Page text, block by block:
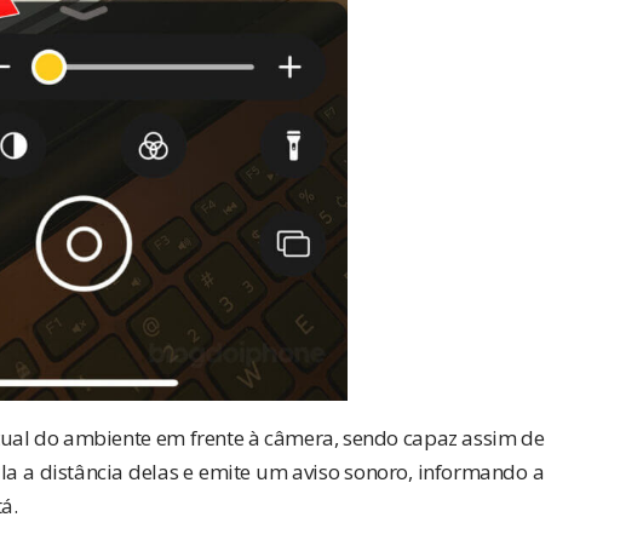
do ambiente em frente à câmera, sendo capaz assim de
a distância delas e emite um aviso sonoro, informando a